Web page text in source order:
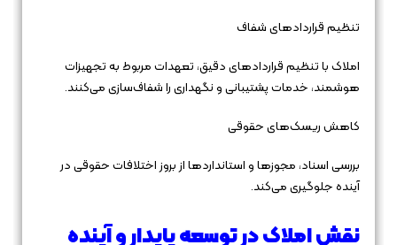
تنظیم قراردادهای شفاف
املاک با تنظیم قراردادهای دقیق، تعهدات مربوط به تجهیزات
هوشمند، خدمات پشتیبانی و نگهداری را شفاف‌سازی می‌کنند.
کاهش ریسک‌های حقوقی
بررسی اسناد، مجوزها و استانداردها از بروز اختلافات حقوقی در
آینده جلوگیری می‌کند.
نقش املاک در توسعه پایدار و آینده